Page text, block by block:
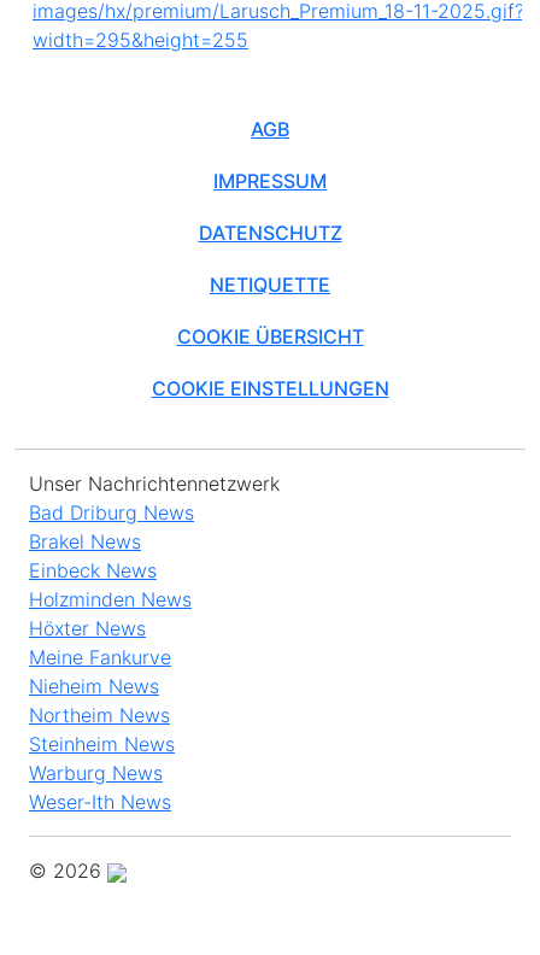
AGB
IMPRESSUM
DATENSCHUTZ
NETIQUETTE
COOKIE ÜBERSICHT
COOKIE EINSTELLUNGEN
Unser Nachrichtennetzwerk
Bad Driburg News
Brakel News
Einbeck News
Holzminden News
Höxter News
Meine Fankurve
Nieheim News
Northeim News
Steinheim News
Warburg News
Weser-Ith News
© 2026